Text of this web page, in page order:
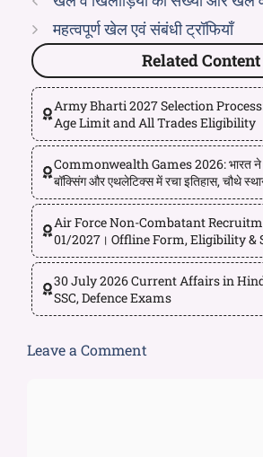
महत्वपूर्ण खेल एवं संबंधी ट्रॉफियाँ
Related Content
Army Bharti 2027 Selection
Age Limit and All Trades Eligibility
Commonwealth Games 2026: भारत
बॉक्सिंग और एथलेटिक्स में रचा इतिहास, चौथे
Air Force Non-Combatant
01/2027। Offline Form, Eligibility &
30 July 2026 Current Affairs in
SSC, Defence Exams
Leave a Comment